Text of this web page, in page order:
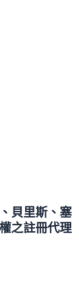
貝里斯、塞
之註冊代理